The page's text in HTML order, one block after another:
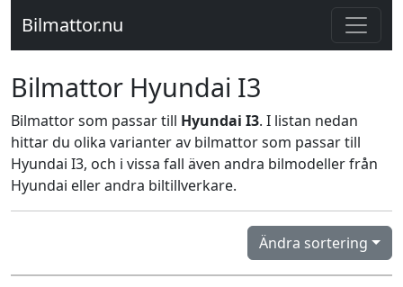
Bilmattor.nu
Bilmattor Hyundai I3
Bilmattor som passar till Hyundai I3. I listan nedan
hittar du olika varianter av bilmattor som passar till
Hyundai I3, och i vissa fall även andra bilmodeller från
Hyundai eller andra biltillverkare.
Ändra sortering